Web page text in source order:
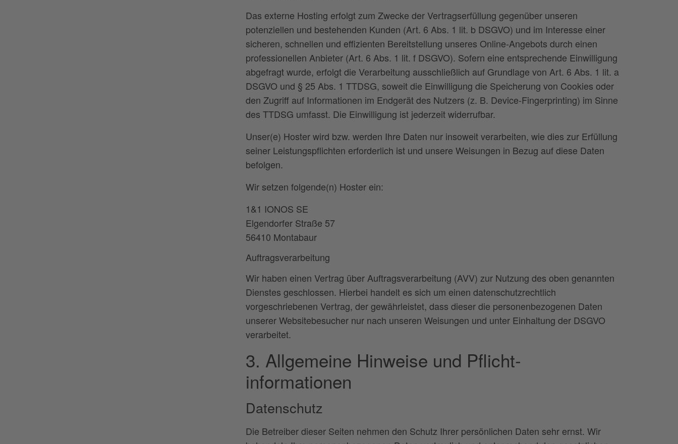
Das externe Hosting erfolgt zum Zwecke der Vertragserfüllung gegenüber unseren
potenziellen und bestehenden Kunden (Art. 6 Abs. 1 lit. b DSGVO) und im Interesse einer
sicheren, schnellen und effizienten Bereitstellung unseres Online-Angebots durch einen
professionellen Anbieter (Art. 6 Abs. 1 lit. f DSGVO). Sofern eine entsprechende Einwilligung
abgefragt wurde, erfolgt die Verarbeitung ausschließlich auf Grundlage von Art. 6 Abs. 1 lit. a
DSGVO und § 25 Abs. 1 TTDSG, soweit die Einwilligung die Speicherung von Cookies oder
den Zugriff auf Informationen im Endgerät des Nutzers (z. B. Device-Fingerprinting) im Sinne
des TTDSG umfasst. Die Einwilligung ist jederzeit widerrufbar.
Unser(e) Hoster wird bzw. werden Ihre Daten nur insoweit verarbeiten, wie dies zur Erfüllung
seiner Leistungspflichten erforderlich ist und unsere Weisungen in Bezug auf diese Daten
befolgen.
Wir setzen folgende(n) Hoster ein:
1&1 IONOS SE
Elgendorfer Straße 57
56410 Montabaur
Auftragsverarbeitung
Wir haben einen Vertrag über Auftragsverarbeitung (AVV) zur Nutzung des oben genannten
Dienstes geschlossen. Hierbei handelt es sich um einen datenschutzrechtlich
vorgeschriebenen Vertrag, der gewährleistet, dass dieser die personenbezogenen Daten
unserer Websitebesucher nur nach unseren Weisungen und unter Einhaltung der DSGVO
verarbeitet.
3. Allgemeine Hinweise und Pflicht­
informationen
Datenschutz
Die Betreiber dieser Seiten nehmen den Schutz Ihrer persönlichen Daten sehr ernst. Wir